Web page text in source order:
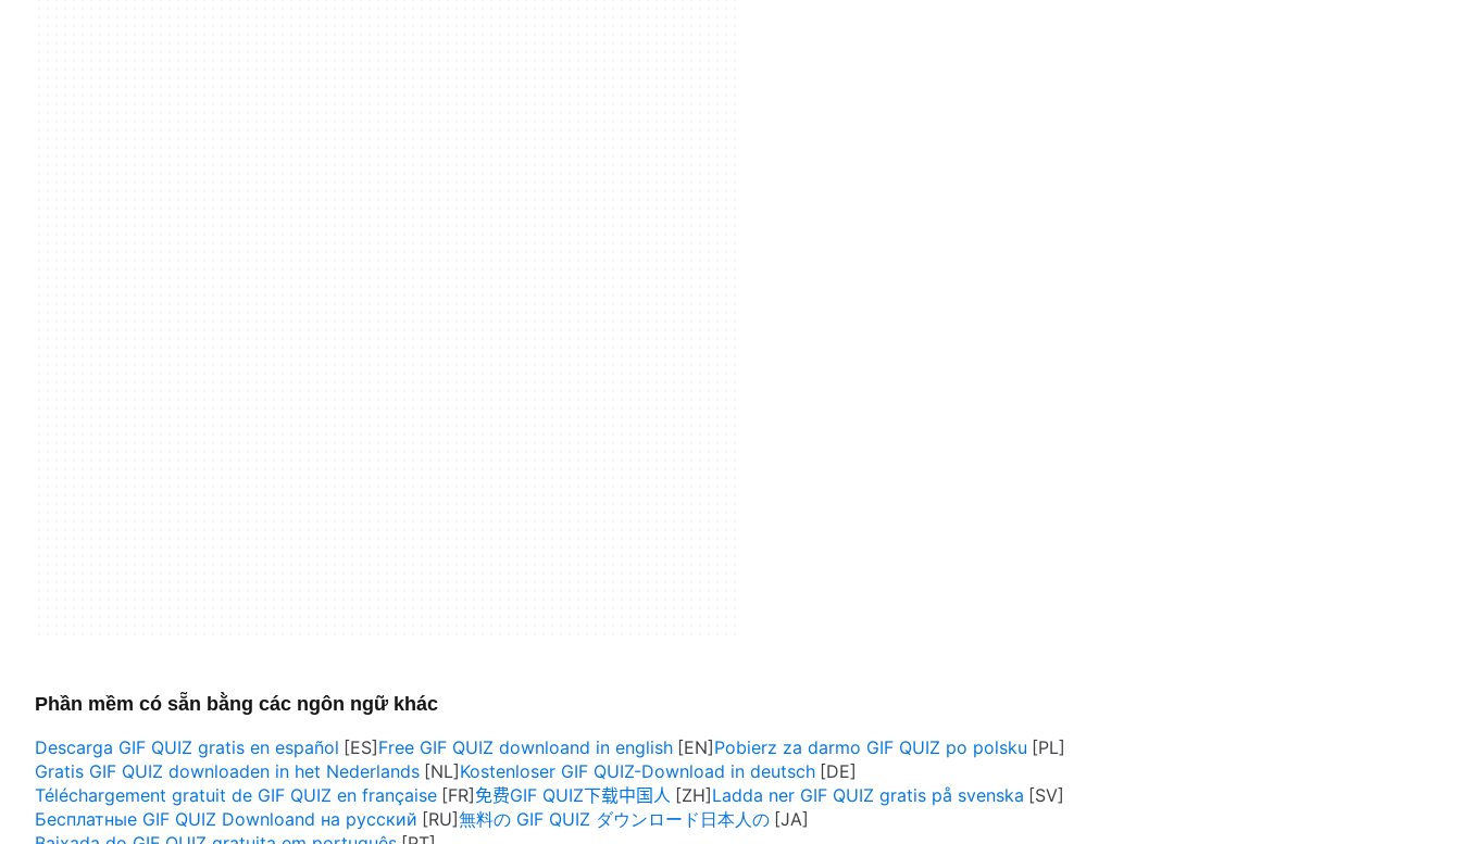
Phần mềm có sẵn bằng các ngôn ngữ khác
Descarga GIF QUIZ gratis en español
Free GIF QUIZ downloand in english
Pobierz za darmo GIF QUIZ po polsku
Gratis GIF QUIZ downloaden in het Nederlands
Kostenloser GIF QUIZ-Download in deutsch
Téléchargement gratuit de GIF QUIZ en française
免费GIF QUIZ下载中国人
Ladda ner GIF QUIZ gratis på svenska
Бесплатные GIF QUIZ Downloand на русский
無料の GIF QUIZ ダウンロード日本人の